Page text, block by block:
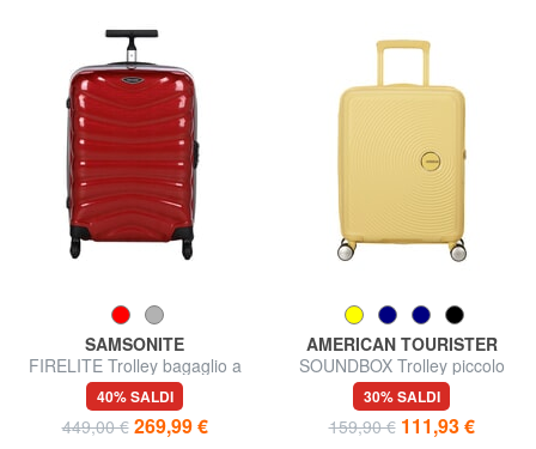
SAMSONITE
FIRELITE Trolley bagaglio a
mano
40% SALDI
449,00 € 269,99 €
AMERICAN TOURISTER
SOUNDBOX Trolley piccolo
espandibile
30% SALDI
159,90 € 111,93 €